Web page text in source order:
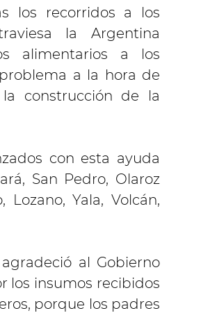
los recorridos a los
la Argentina
alimentarios a los
a la hora de
construcción de la
con esta ayuda
San Pedro, Olaroz
Lozano, Yala, Volcán,
al Gobierno
los insumos recibidos
porque los padres